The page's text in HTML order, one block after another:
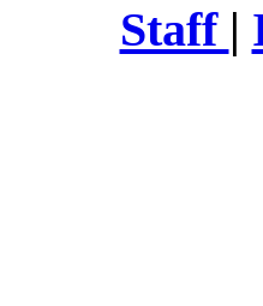
Staff |